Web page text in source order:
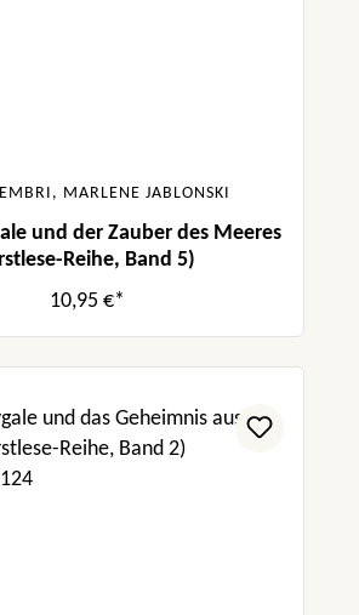
MARLENE JABLONSKI
und der Zauber des Meeres
Reihe, Band 5)
10,95 €*